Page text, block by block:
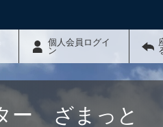
個人会員ログイ
ン
ー ざまっと